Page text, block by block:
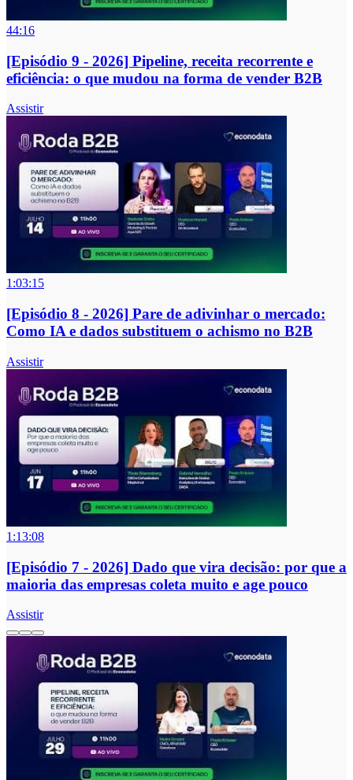
44:16
[Episódio 9 - 2026] Pipeline, receita recorrente e
eficiência: o que mudou na forma de vender B2B
Assistir
1:03:15
[Episódio 8 - 2026] Pare de adivinhar o mercado:
Como IA e dados substituem o achismo no B2B
Assistir
1:13:08
[Episódio 7 - 2026] Dado que vira decisão: por que a
maioria das empresas coleta muito e age pouco
Assistir